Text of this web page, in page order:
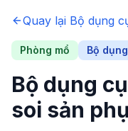
Quay lại Bộ dụng
Phòng mổ Bộ
Bộ dụng
soi sản phụ